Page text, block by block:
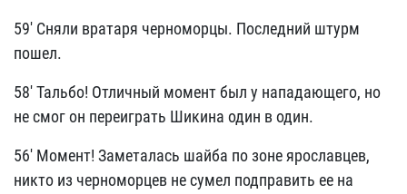
59' Сняли вратаря черноморцы. Последний штурм
пошел.
58' Тальбо! Отличный момент был у нападающего, но
не смог он переиграть Шикина один в один.
56' Момент! Заметалась шайба по зоне ярославцев,
никто из черноморцев не сумел подправить ее на